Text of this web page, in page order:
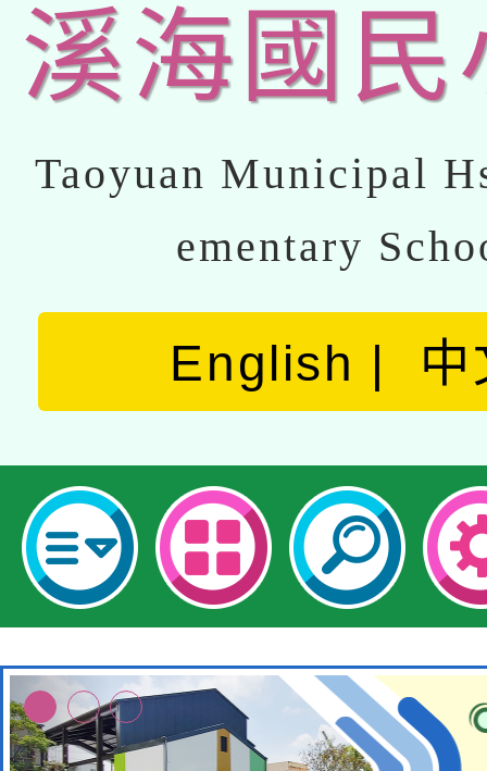
溪海國民
Taoyuan Municipal
ementary
English 中